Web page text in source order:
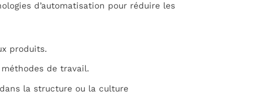
d’automatisation pour réduire les
produits.
de travail.
la structure ou la culture